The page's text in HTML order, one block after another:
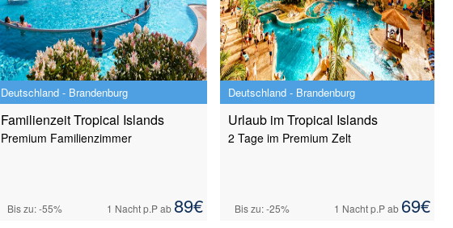
Deutschland - Brandenburg
Familienzeit Tropical Islands
Premium Familienzimmer
Bis zu: -55% 1 Nachtp.P ab89€
Deutschland - Brandenburg
Urlaub im Tropical Islands
2 Tage im Premium Zelt
Bis zu: -25% 1 Nachtp.P ab 69€